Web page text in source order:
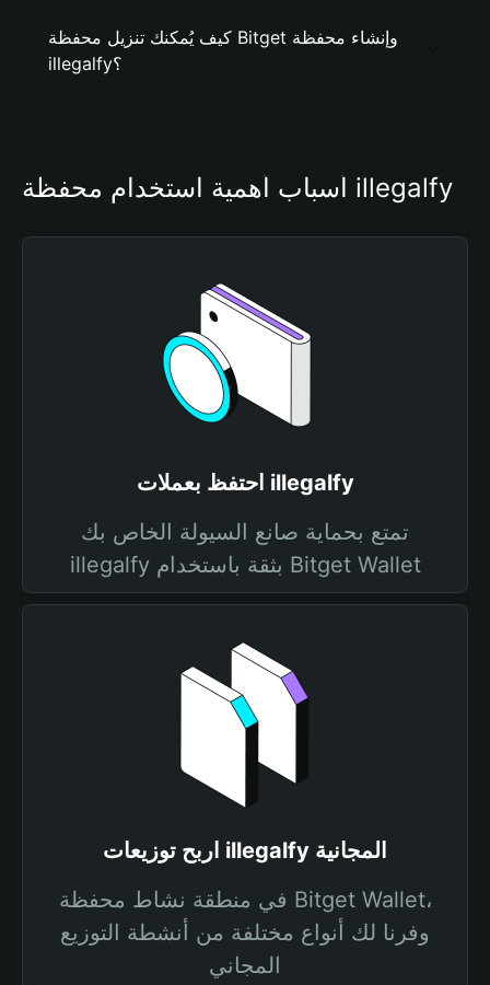
كيف يُمكنك تنزيل محفظة Bitget وإنشاء محفظة
illegalfy؟
أسباب أهمية استخدام محفظة illegalfy
احتفظ بعملات illegalfy
تمتع بحماية صانع السيولة الخاص بك
illegalfy بثقة باستخدام Bitget Wallet
اربح توزيعات illegalfy المجانية
في منطقة نشاط محفظة Bitget Wallet،
وفرنا لك أنواع مختلفة من أنشطة التوزيع
المجاني